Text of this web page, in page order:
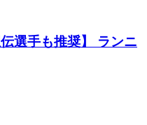
選手も推奨】 ランニ